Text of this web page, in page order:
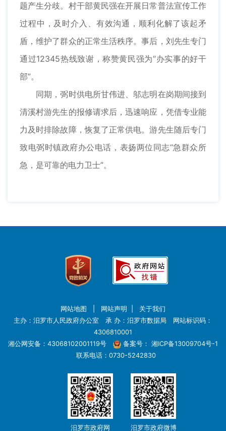
题产生分歧。村干部黄民强在开展日常普法宣传工作
过程中，及时介入、有效沟通，顺利化解了该起矛
盾，维护了群众的正常生活秩序。事后，刘先生专门
通过12345热线致谢，称赞黄民强为“办实事的好干
部”。
同期，弼时供电所甘伟进、邬志明在岗期间接到
清溪村游先生的报修请求后，迅速响应，凭借专业能
力及时排除故障，恢复了正常供电。游先生随后专门
致电弼时镇政府办公电话，表扬两位同志“急群众所
急，是可靠的电力卫士”。
网站地图 网站声明
关于我们
主办：汨罗市人民政府办公室 承 办：汨罗市数据局 网站标识码：
4306810001
湘公网安备：43068102001119号
备案号： 湘ICP备13009704号-1
联系电话：0730-5242830
汨罗市政府网 汨罗市政府微博